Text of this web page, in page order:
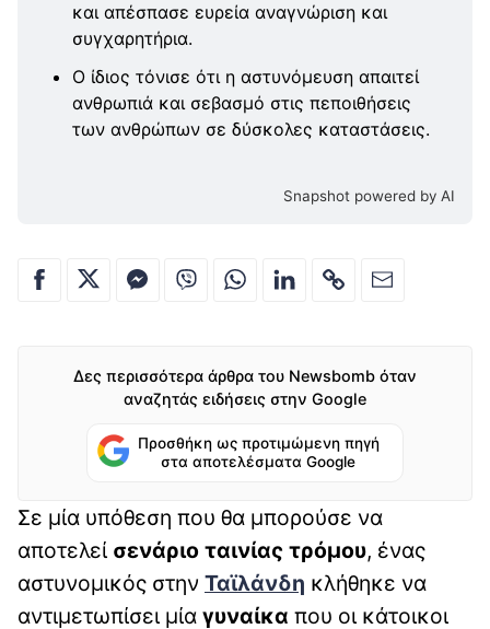
και απέσπασε ευρεία αναγνώριση και
συγχαρητήρια.
Ο ίδιος τόνισε ότι η αστυνόμευση απαιτεί
ανθρωπιά και σεβασμό στις πεποιθήσεις
των ανθρώπων σε δύσκολες καταστάσεις.
Snapshot powered by AI
Δες περισσότερα άρθρα του Newsbomb όταν
αναζητάς ειδήσεις στην Google
Προσθήκη ως προτιμώμενη πηγή
στα αποτελέσματα Google
Σε μία υπόθεση που θα μπορούσε να
αποτελεί σενάριο ταινίας τρόμου, ένας
αστυνομικός στην Ταϊλάνδη κλήθηκε να
αντιμετωπίσει μία γυναίκα που οι κάτοικοι